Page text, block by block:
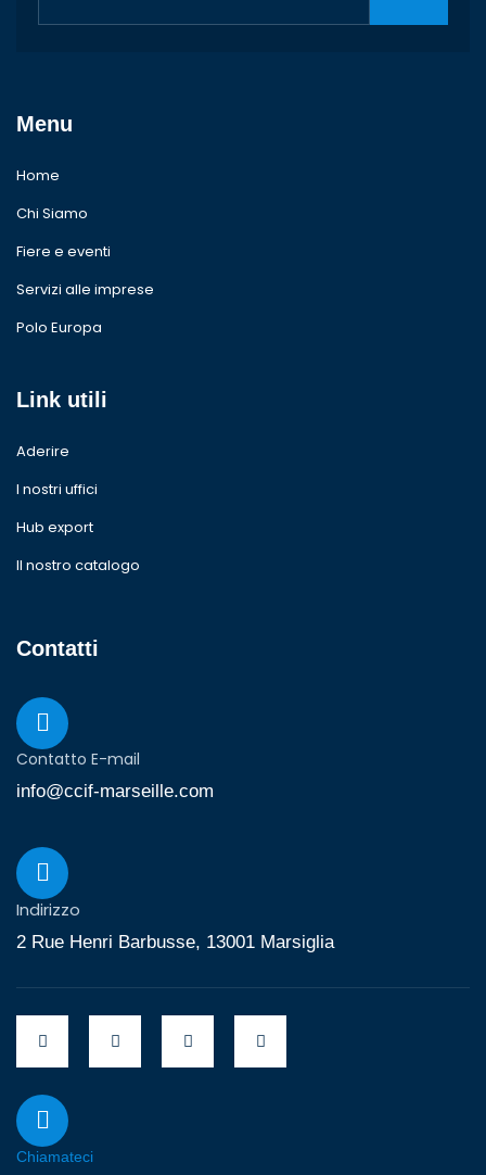
Menu
Home
Chi Siamo
Fiere e eventi
Servizi alle imprese
Polo Europa
Link utili
Aderire
I nostri uffici
Hub export
Il nostro catalogo
Contatti
Contatto E-mail
info@ccif-marseille.com
Indirizzo
2 Rue Henri Barbusse, 13001 Marsiglia
Chiamateci